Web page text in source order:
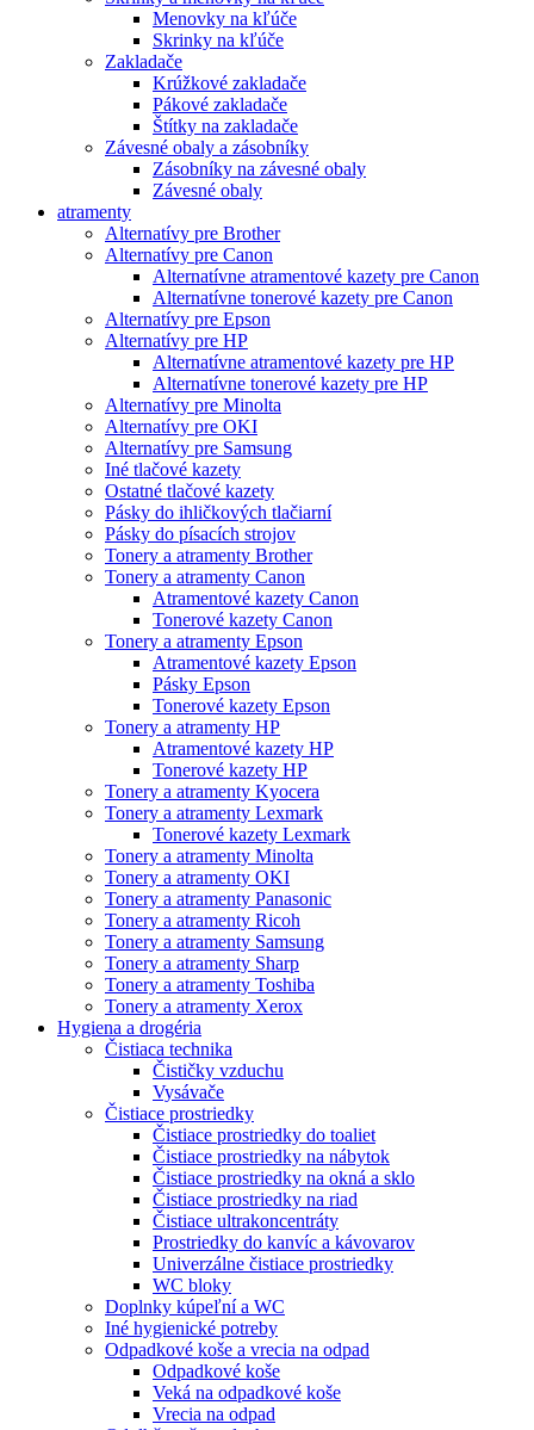
Menovky na kľúče
Skrinky na kľúče
Zakladače
Krúžkové zakladače
Pákové zakladače
Štítky na zakladače
Závesné obaly a zásobníky
Zásobníky na závesné obaly
Závesné obaly
atramenty
Alternatívy pre Brother
Alternatívy pre Canon
Alternatívne atramentové kazety pre Canon
Alternatívne tonerové kazety pre Canon
Alternatívy pre Epson
Alternatívy pre HP
Alternatívne atramentové kazety pre HP
Alternatívne tonerové kazety pre HP
Alternatívy pre Minolta
Alternatívy pre OKI
Alternatívy pre Samsung
Iné tlačové kazety
Ostatné tlačové kazety
Pásky do ihličkových tlačiarní
Pásky do písacích strojov
Tonery a atramenty Brother
Tonery a atramenty Canon
Atramentové kazety Canon
Tonerové kazety Canon
Tonery a atramenty Epson
Atramentové kazety Epson
Pásky Epson
Tonerové kazety Epson
Tonery a atramenty HP
Atramentové kazety HP
Tonerové kazety HP
Tonery a atramenty Kyocera
Tonery a atramenty Lexmark
Tonerové kazety Lexmark
Tonery a atramenty Minolta
Tonery a atramenty OKI
Tonery a atramenty Panasonic
Tonery a atramenty Ricoh
Tonery a atramenty Samsung
Tonery a atramenty Sharp
Tonery a atramenty Toshiba
Tonery a atramenty Xerox
Hygiena a drogéria
Čistiaca technika
Čističky vzduchu
Vysávače
Čistiace prostriedky
Čistiace prostriedky do toaliet
Čistiace prostriedky na nábytok
Čistiace prostriedky na okná a sklo
Čistiace prostriedky na riad
Čistiace ultrakoncentráty
Prostriedky do kanvíc a kávovarov
Univerzálne čistiace prostriedky
WC bloky
Doplnky kúpeľní a WC
Iné hygienické potreby
Odpadkové koše a vrecia na odpad
Odpadkové koše
Veká na odpadkové koše
Vrecia na odpad